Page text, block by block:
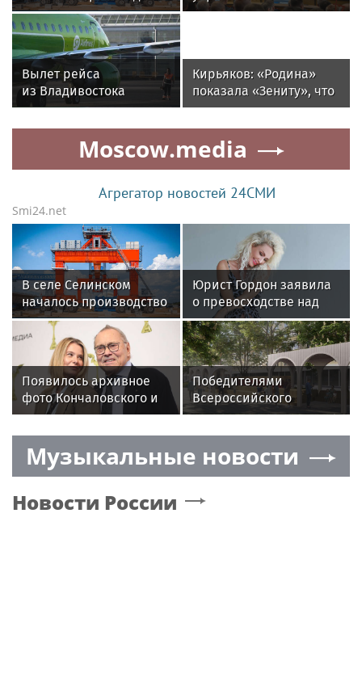
компонентов для
высокоскоростной
магистрали
вневедомственной
принял участие во
Всероссийском
совещании-семинаре в
Вылет рейса
из Владивостока
в Шанхай задержали
на 20 часов
Кирьяков: «Родина»
показала «Зениту», что
не всё бывает так
просто»
Moscow.media
Агрегатор новостей 24СМИ
Smi24.net
В селе Селинском
началось производство
компонентов для
высокоскоростной
магистрали
Юрист Гордон заявила
о превосходстве над
Галич, обвинив
блогершу в
самомнении
Появилось архивное
фото Кончаловского и
Высоцкой на отдыхе у
Победителями
Всероссийского
конкурса
Подмосковья
Музыкальные новости
Новости России